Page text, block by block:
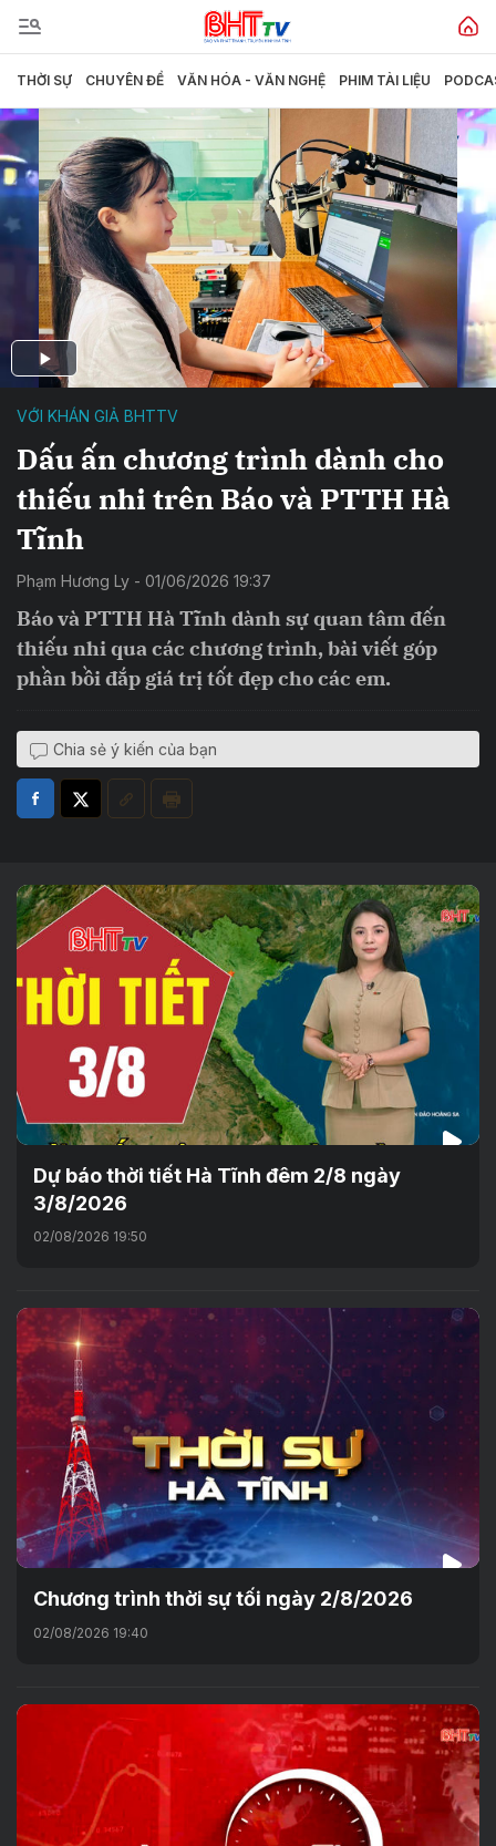
THỜI SỰ CHUYÊN ĐỀ VĂN HÓA - VĂN NGHỆ PHIM TÀI LIỆU
VỚI KHÁN GIẢ BHTTV
Dấu ấn chương trình dành cho
thiếu nhi trên Báo và PTTH Hà
Tĩnh
Phạm Hương Ly - 01/06/2026 19:37
Báo và PTTH Hà Tĩnh dành sự quan tâm đến
thiếu nhi qua các chương trình, bài viết góp
phần bồi đắp giá trị tốt đẹp cho các em.
Chia sẻ ý kiến của bạn
Dự báo thời tiết Hà Tĩnh đêm 2/8 ngày
3/8/2026
02/08/2026 19:50
Chương trình thời sự tối ngày 2/8/2026
02/08/2026 19:40